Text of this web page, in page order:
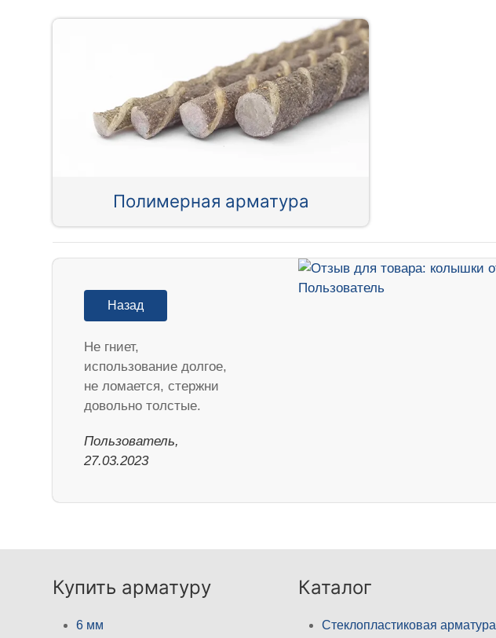
Полимерная арматура
Назад
Не гниет,
использование долгое,
не ломается, стержни
довольно толстые.
Пользователь,
27.03.2023
Купить арматуру
6 мм
Каталог
Стеклопластиковая арматура